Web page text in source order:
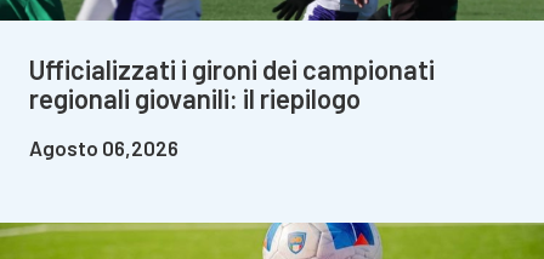
Ufficializzati i gironi dei campionati
regionali giovanili: il riepilogo
Agosto 06,2026